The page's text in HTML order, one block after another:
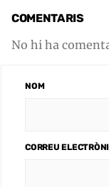
COMENTARIS
No hi ha
NOM
CORREU